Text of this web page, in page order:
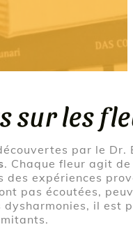
sur les
par le
. Chaque fleur agit
expériences
pas écoutées,
dysharmonies, il est